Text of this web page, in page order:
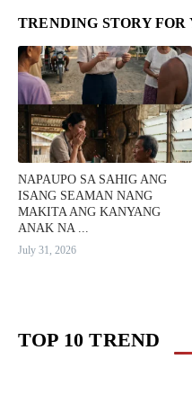
TRENDING STORY FOR
NAPAUPO SA SAHIG ANG
ISANG SEAMAN NANG
MAKITA ANG KANYANG
ANAK NA ...
July 31, 2026
TOP 10 TREND